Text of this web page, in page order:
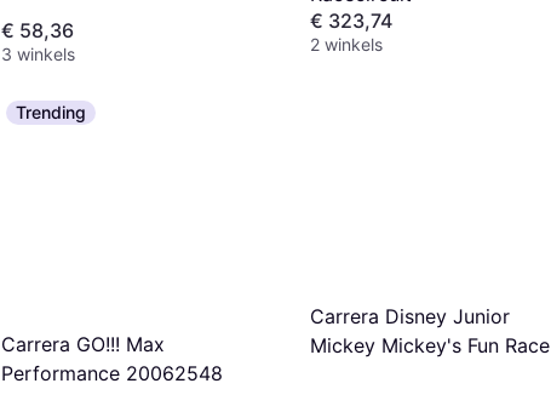
€ 58,36
3 winkels
€ 323,74
2 winkels
Trending
Carrera GO!!! Max
Performance 20062548
Carrera Disney Junior
Mickey Mickey's Fun Race